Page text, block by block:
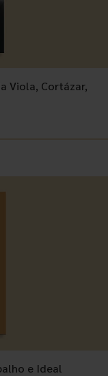
Viola, Cortázar,
e Ideal